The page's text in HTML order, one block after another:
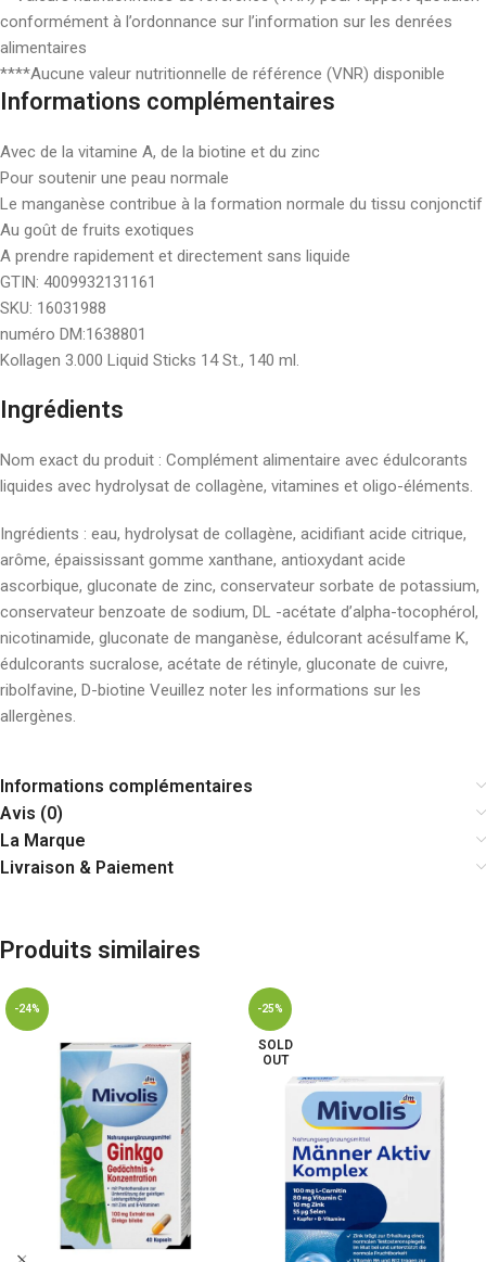
conformément à l’ordonnance sur l’information sur les denrées
alimentaires
****Aucune valeur nutritionnelle de référence (VNR) disponible
Informations complémentaires
Avec de la vitamine A, de la biotine et du zinc
Pour soutenir une peau normale
Le manganèse contribue à la formation normale du tissu conjonctif
Au goût de fruits exotiques
A prendre rapidement et directement sans liquide
GTIN: 4009932131161
SKU: 16031988
numéro DM:1638801
Kollagen 3.000 Liquid Sticks 14 St., 140 ml.
Ingrédients
Nom exact du produit : Complément alimentaire avec édulcorants
liquides avec hydrolysat de collagène, vitamines et oligo-éléments.
Ingrédients : eau, hydrolysat de collagène, acidifiant acide citrique,
arôme, épaississant gomme xanthane, antioxydant acide
ascorbique, gluconate de zinc, conservateur sorbate de potassium,
conservateur benzoate de sodium, DL -acétate d’alpha-tocophérol,
nicotinamide, gluconate de manganèse, édulcorant acésulfame K,
édulcorants sucralose, acétate de rétinyle, gluconate de cuivre,
ribolfavine, D-biotine Veuillez noter les informations sur les
allergènes.
Informations complémentaires
Avis (0)
La Marque
Livraison & Paiement
Produits similaires
-24% -25%
SOLD
OUT